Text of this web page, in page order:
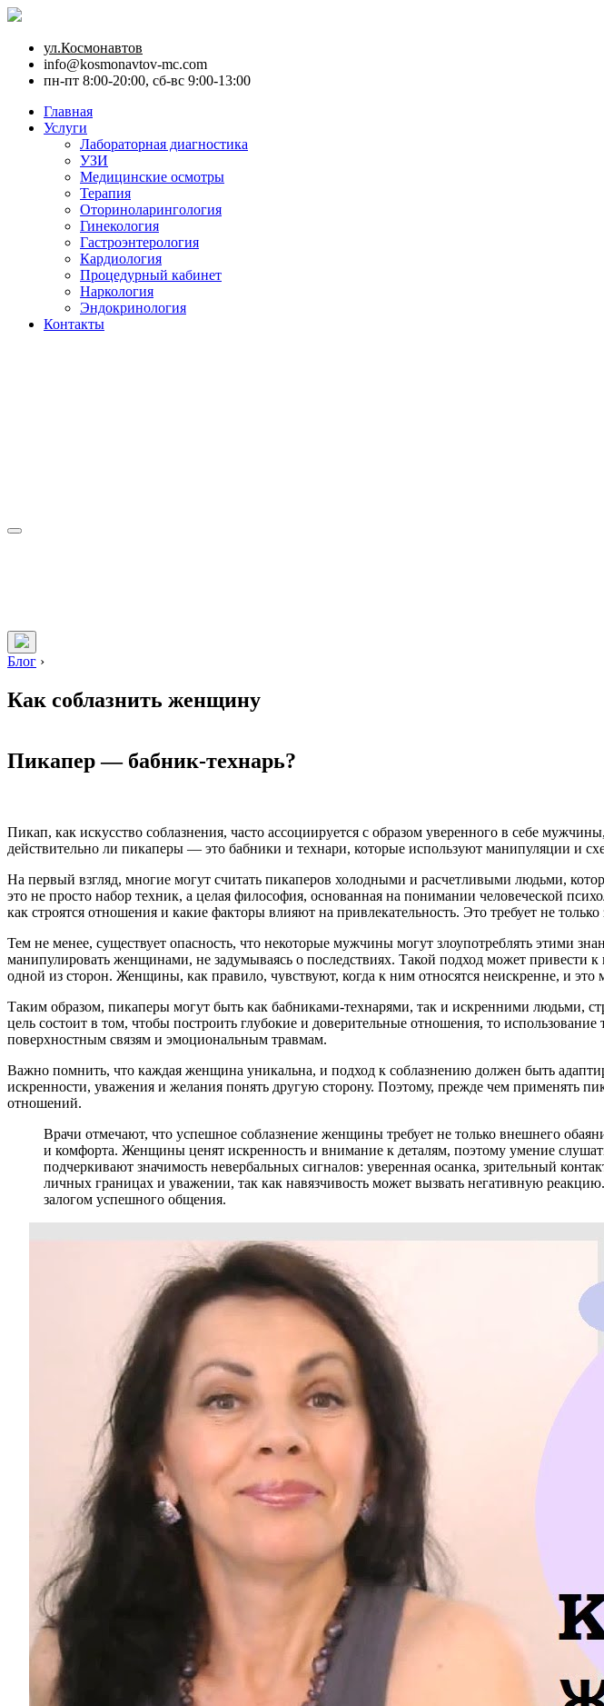
ул.Космонавтов
info@kosmonavtov-mc.com
пн-пт 8:00-20:00, сб-вс 9:00-13:00
Главная
Услуги
Лабораторная диагностика
УЗИ
Медицинские осмотры
Терапия
Оториноларингология
Гинекология
Гастроэнтерология
Кардиология
Процедурный кабинет
Наркология
Эндокринология
Контакты
Блог ›
Как соблазнить женщину
Пикапер — бабник-технарь?
Пикап, как искусство соблазнения, часто ассоциируется с образом уверенного в себе
действительно ли пикаперы — это бабники и технари, которые используют манипуляции и
На первый взгляд, многие могут считать пикаперов холодными и расчетливыми людьми,
это не просто набор техник, а целая философия, основанная на понимании человеческой
как строятся отношения и какие факторы влияют на привлекательность. Это требует не
Тем не менее, существует опасность, что некоторые мужчины могут злоупотреблять этими
манипулировать женщинами, не задумываясь о последствиях. Такой подход может привести
одной из сторон. Женщины, как правило, чувствуют, когда к ним относятся неискренне, и это
Таким образом, пикаперы могут быть как бабниками-технарями, так и искренними людьми,
цель состоит в том, чтобы построить глубокие и доверительные отношения, то
поверхностным связям и эмоциональным травмам.
Важно помнить, что каждая женщина уникальна, и подход к соблазнению должен быть
искренности, уважения и желания понять другую сторону. Поэтому, прежде чем применять
отношений.
Врачи отмечают, что успешное соблазнение женщины требует не только внешнего
и комфорта. Женщины ценят искренность и внимание к деталям, поэтому умение
подчеркивают значимость невербальных сигналов: уверенная осанка, зрительный
личных границах и уважении, так как навязчивость может вызвать негативную
залогом успешного общения.